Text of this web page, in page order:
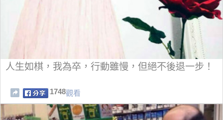
人生如棋，我為卒，行動雖慢，但絕不後退一步！
1748觀看